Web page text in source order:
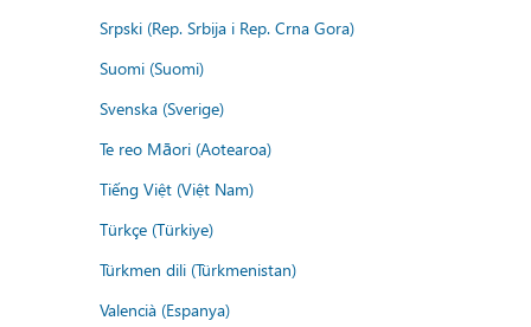
Srpski (Rep. Srbija i Rep. Crna Gora)
Suomi (Suomi)
Svenska (Sverige)
Te reo Māori (Aotearoa)
Tiếng Việt (Việt Nam)
Türkçe (Türkiye)
Türkmen dili (Türkmenistan)
Valencià (Espanya)